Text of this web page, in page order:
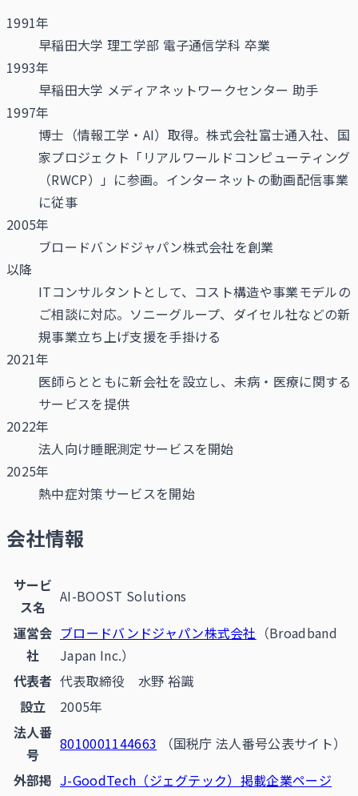
1991年
早稲田大学 理工学部 電子通信学科 卒業
1993年
早稲田大学 メディアネットワークセンター 助手
1997年
博士（情報工学・AI）取得。株式会社富士通入社、国
家プロジェクト「リアルワールドコンピューティング
（RWCP）」に参画。インターネットの動画配信事業
に従事
2005年
ブロードバンドジャパン株式会社を創業
以降
ITコンサルタントとして、コスト構造や事業モデルの
ご相談に対応。ソニーグループ、ダイセル社などの新
規事業立ち上げ支援を手掛ける
2021年
医師らとともに新会社を設立し、未病・医療に関する
サービスを提供
2022年
法人向け睡眠測定サービスを開始
2025年
熱中症対策サービスを開始
会社情報
サービ
ス名
AI-BOOST Solutions
運営会
社
ブロードバンドジャパン株式会社 （Broadband
Japan Inc.）
代表者 代表取締役 水野 裕識
設立
2005年
法人番
号
8010001144663
（国税庁 法人番号公表サイト）
外部掲 J-GoodTech（ジェグテック）掲載企業ページ